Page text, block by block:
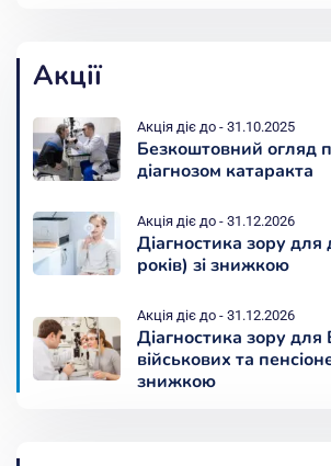
Акції
Акція діє до - 31.10.2025
Безкоштовний огляд
діагнозом катаракта
Акція діє до - 31.12.2026
Діагностика зору для
років) зі знижкою
Акція діє до - 31.12.2026
Діагностика зору
військових та
знижкою